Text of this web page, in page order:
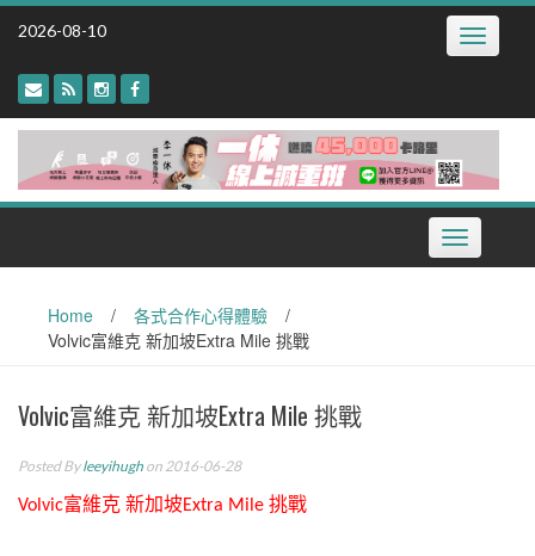
Skip
2026-08-10 Toggle
Toggle
navigation
Home / 各式合作心得體驗
/
Volvic富維克 新加坡Extra Mile 挑戰
Volvic富維克 新加坡Extra Mile 挑戰
Posted Byleeyihugh on 2016-06-28
Volvic富維克 新加坡Extra Mile 挑戰